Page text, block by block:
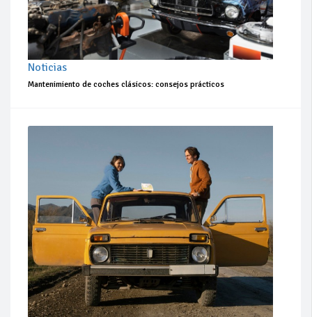
Noticias
Mantenimiento de coches clásicos: consejos prácticos